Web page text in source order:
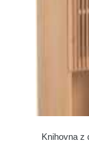
Knihovna z